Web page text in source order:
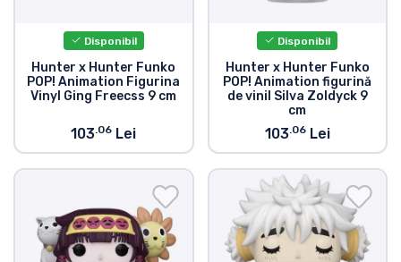
Disponibil
Hunter x Hunter Funko
POP! Animation Figurina
Vinyl Ging Freecss 9 cm
103.06 Lei
Disponibil
Hunter x Hunter Funko
POP! Animation figurină
de vinil Silva Zoldyck 9
cm
103.06Lei